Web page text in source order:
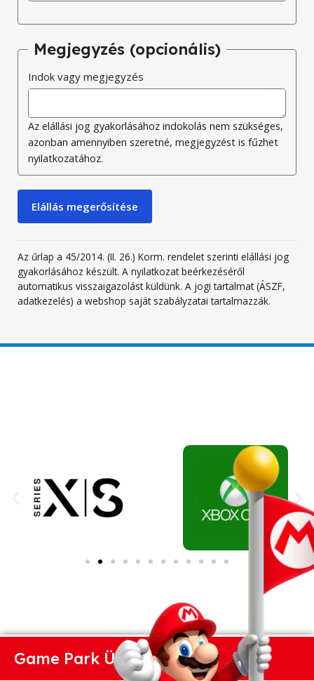
Megjegyzés (opcionális)
Indok vagy megjegyzés
Az elállási jog gyakorlásához indokolás nem szükséges,
azonban amennyiben szeretné, megjegyzést is fűzhet
nyilatkozatához.
Elállás megerősítése
Az űrlap a 45/2014. (II. 26.) Korm. rendelet szerinti elállási jog
gyakorlásához készült. A nyilatkozat beérkezéséről
automatikus visszaigazolást küldünk. A jogi tartalmat (ÁSZF,
adatkezelés) a webshop saját szabályzatai tartalmazzák.
Game Park Üzlet